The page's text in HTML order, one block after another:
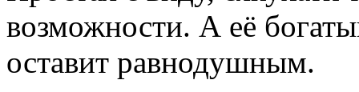
возможности. А её
оставит равнодушным.